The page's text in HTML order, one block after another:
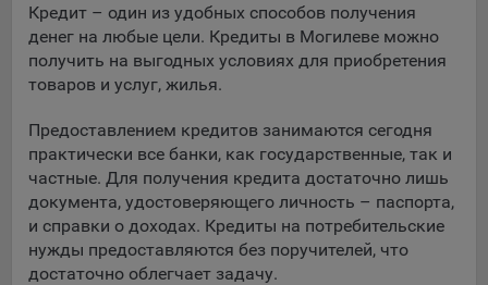
Кредит – один из удобных способов получения
денег на любые цели. Кредиты в Могилеве можно
получить на выгодных условиях для приобретения
товаров и услуг, жилья.
Предоставлением кредитов занимаются сегодня
практически все банки, как государственные, так и
частные. Для получения кредита достаточно лишь
документа, удостоверяющего личность – паспорта,
и справки о доходах. Кредиты на потребительские
нужды предоставляются без поручителей, что
достаточно облегчает задачу.